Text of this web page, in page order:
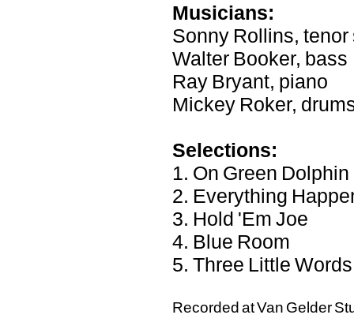
Musicians:
Sonny Rollins,
Walter Booker, bass
Ray Bryant, piano
Mickey Roker,
Selections:
1. On Green
2. Everything
3. Hold 'Em Joe
4. Blue Room
5. Three Little Words
Recorded at Van Gelder